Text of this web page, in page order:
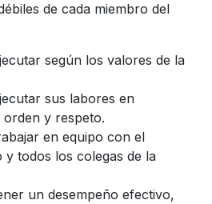
de cada miembro del
según los valores de la
sus labores en
y respeto.
en equipo con el
y todos los colegas de la
un desempeño efectivo,